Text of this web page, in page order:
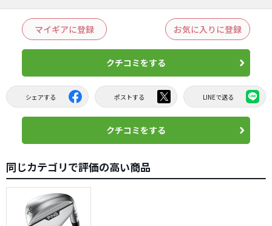
マイギアに登録 お気に入りに登録
クチコミをする
シェアする ポストする LINEで送る
クチコミをする
同じカテゴリで評価の高い商品